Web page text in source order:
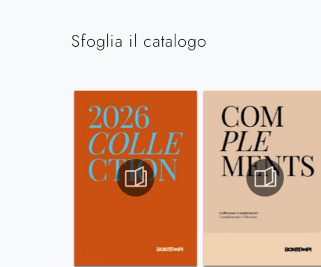
Sfoglia il catalogo